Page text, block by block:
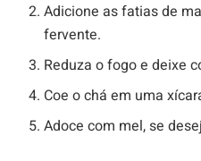
Adicione as fatias de
fervente.
Reduza o fogo e deixe
Coe o chá em uma
Adoce com mel, se